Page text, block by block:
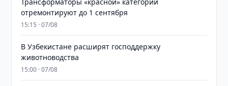
отремонтируют до 1 сентября
15:15 · 07/08
В Узбекистане расширят господдержку
животноводства
15:00 · 07/08